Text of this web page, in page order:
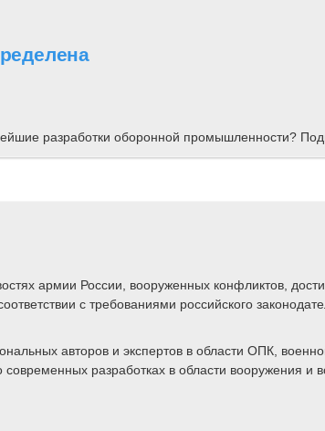
разработки оборонной промышленности?
армии России, вооруженных конфликтов,
с требованиями российского
авторов и экспертов в области ОПК,
разработках в области вооружения и